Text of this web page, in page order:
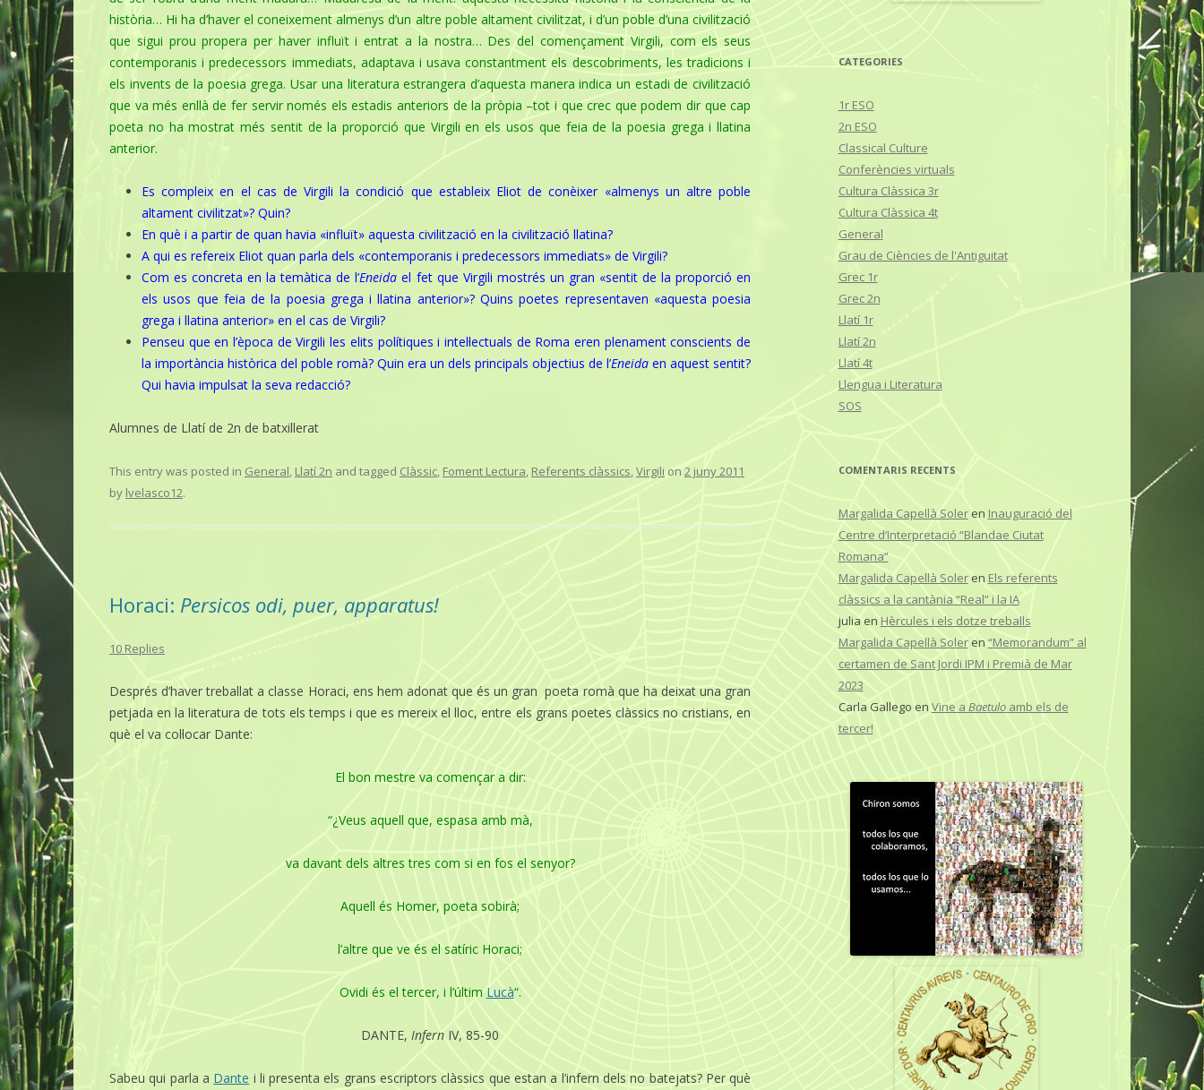
història… Hi ha d’haver el coneixement almenys d’un altre poble altament civilitzat, i d’un poble d’una civilització
que sigui prou propera per haver influït i entrat a la nostra… Des del començament Virgili, com els seus
contemporanis i predecessors immediats, adaptava i usava constantment els descobriments, les tradicions i
els invents de la poesia grega. Usar una literatura estrangera d’aquesta manera indica un estadi de civilització
que va més enllà de fer servir només els estadis anteriors de la pròpia –tot i que crec que podem dir que cap
poeta no ha mostrat més sentit de la proporció que Virgili en els usos que feia de la poesia grega i llatina
anterior.
Es compleix en el cas de Virgili la condició que estableix Eliot de conèixer «almenys un altre poble
altament civilitzat»? Quin?
En què i a partir de quan havia «influït» aquesta civilització en la civilització llatina?
A qui es refereix Eliot quan parla dels «contemporanis i predecessors immediats» de Virgili?
Com es concreta en la temàtica de l’Eneida el fet que Virgili mostrés un gran «sentit de la proporció en
els usos que feia de la poesia grega i llatina anterior»? Quins poetes representaven «aquesta poesia
grega i llatina anterior» en el cas de Virgili?
Penseu que en l’època de Virgili les elits polítiques i intel·lectuals de Roma eren plenamentconscients de
la importància històrica del poble romà? Quin era un dels principals objectius de l’Eneida en aquest sentit?
Qui havia impulsat la seva redacció?
Alumnes de Llatí de 2n de batxillerat
This entry was posted in General, Llatí 2n and tagged Clàssic, Foment Lectura, Referents clàssics,Virgili on 2 juny 2011
by lvelasco12.
Horaci: Persicos odi, puer, apparatus!
10 Replies
Després d’haver treballat a classe Horaci, ens hem adonat que és un gran poeta romà que ha deixat una gran
petjada en la literatura de tots els temps i que es mereix el lloc, entre els grans poetes clàssics no cristians, en
què el va col·locar Dante:
El bon mestre va començar a dir:
“¿Veus aquell que, espasa amb mà,
va davant dels altres tres com si en fos el senyor?
Aquell és Homer, poeta sobirà;
l’altre que ve és el satíric Horaci;
Ovidi és el tercer, i l’últim Lucà“.
DANTE,Infern IV, 85-90
Sabeu qui parla a Dante i li presenta els grans escriptors clàssics que estan a l’infern dels no batejats? Per què
CATEGORIES
1r ESO
2n ESO
Classical Culture
Conferències virtuals
Cultura Clàssica 3r
Cultura Clàssica 4t
General
Grau de Ciències de l'Antiguitat
Grec 1r
Grec 2n
Llatí 1r
Llatí 2n
Llatí 4t
Llengua i Literatura
SOS
COMENTARIS RECENTS
Margalida Capellà Soleren Inauguració del
Centre d’Interpretació “Blandae Ciutat
Romana”
Margalida Capellà Soleren Els referents
clàssics a la cantània “Real” i la IA
julia en Hèrcules i els dotze treballs
Margalida Capellà Soleren “Memorandum” al
certamen de Sant Jordi IPM i Premià de Mar
2023
Carla Gallego en Vine a Baetuloamb els de
tercer!